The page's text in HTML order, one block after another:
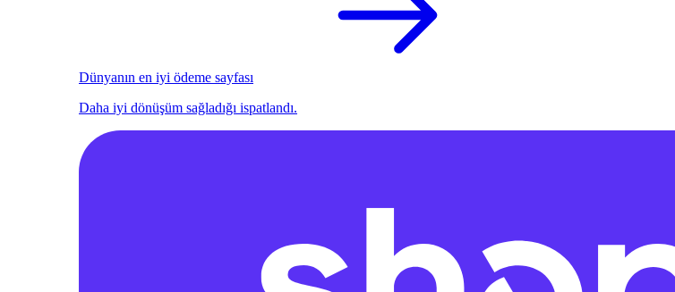
Dünyanın en iyi ödeme sayfası
Daha iyi dönüşüm sağladığı ispatlandı.